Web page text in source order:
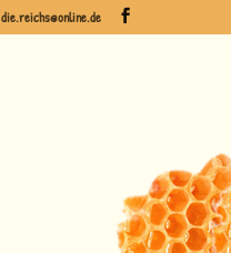
die.reichs@online.de